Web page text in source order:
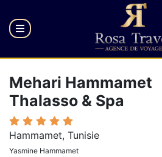
Mehari Hammamet
Thalasso & Spa
Hammamet, Tunisie
Yasmine Hammamet